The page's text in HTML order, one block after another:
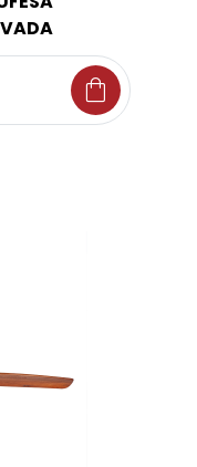
shopping_bag